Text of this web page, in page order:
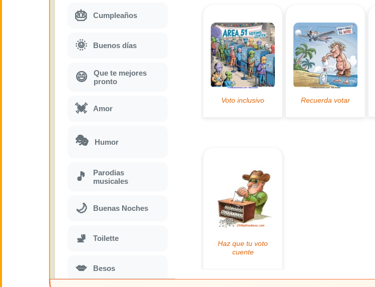
🎂 Cumpleaños
🌞 Buenos días
😄
Que te mejores
pronto
💓 Amor
🎭 Humor
🎵
Parodias
musicales
🌙 Buenas Noches
🚽 Toilette
💋 Besos